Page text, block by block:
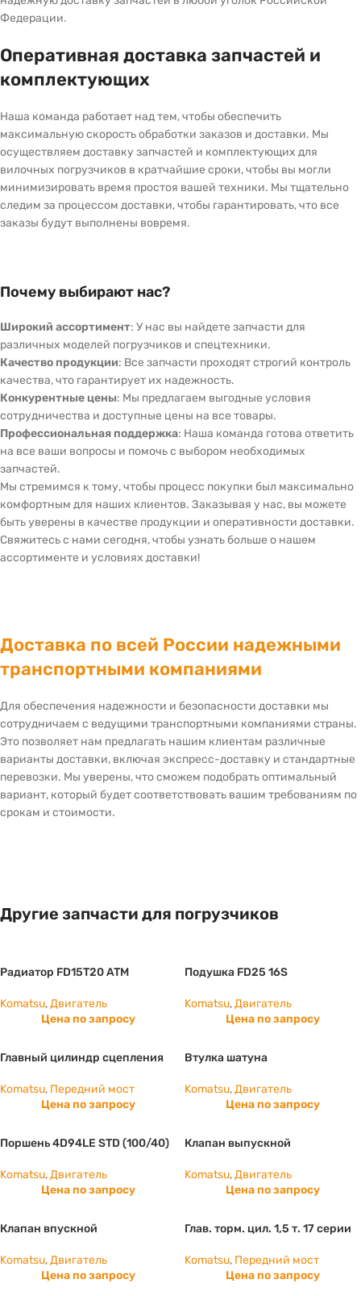
Федерации.
Оперативная доставка запчастей и
комплектующих
Наша команда работает над тем, чтобы обеспечить
максимальную скорость обработки заказов и доставки. Мы
осуществляем доставку запчастей и комплектующих для
вилочных погрузчиков в кратчайшие сроки, чтобы вы могли
минимизировать время простоя вашей техники. Мы тщательно
следим за процессом доставки, чтобы гарантировать, что все
заказы будут выполнены вовремя.
Почему выбирают нас?
Широкий ассортимент: У нас вы найдете запчасти для
различных моделей погрузчиков и спецтехники.
Качество продукции: Все запчасти проходят строгий контроль
качества, что гарантирует их надежность.
Конкурентные цены: Мы предлагаем выгодные условия
сотрудничества и доступные цены на все товары.
Профессиональная поддержка: Наша команда готова ответить
на все ваши вопросы и помочь с выбором необходимых
запчастей.
Мы стремимся к тому, чтобы процесс покупки был максимально
комфортным для наших клиентов. Заказывая у нас, вы можете
быть уверены в качестве продукции и оперативности доставки.
Свяжитесь с нами сегодня, чтобы узнать больше о нашем
ассортименте и условиях доставки!
Доставка по всей России надежными
транспортными компаниями
Для обеспечения надежности и безопасности доставки мы
сотрудничаем с ведущими транспортными компаниями страны.
Это позволяет нам предлагать нашим клиентам различные
варианты доставки, включая экспресс-доставку и стандартные
перевозки. Мы уверены, что сможем подобрать оптимальный
вариант, который будет соответствовать вашим требованиям по
срокам и стоимости.
Другие запчасти для погрузчиков
Радиатор FD15T20 ATM
Komatsu,Двигатель
Цена по запросу
Подушка FD25 16S
Komatsu,Двигатель
Цена по запросу
Главный цилиндр сцепления
Komatsu, Передний мост
Цена по запросу
Втулка шатуна
Komatsu,Двигатель
Цена по запросу
Поршень 4D94LE STD (100/40)
Komatsu,Двигатель
Цена по запросу
Клапан выпускной
Komatsu,Двигатель
Цена по запросу
Клапан впускной
Komatsu,Двигатель
Цена по запросу
Глав. торм. цил. 1,5 т. 17 серии
Komatsu, Передний мост
Цена по запросу